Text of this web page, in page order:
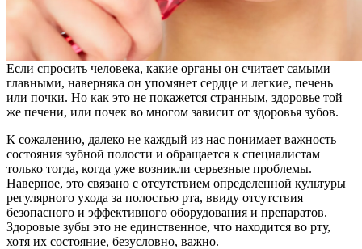
Если спросить человека, какие органы он считает самыми
главными, наверняка он упомянет сердце и легкие, печень
или почки. Но как это не покажется странным, здоровье той
же печени, или почек во многом зависит от здоровья зубов.
К сожалению, далеко не каждый из нас понимает важность
состояния зубной полости и обращается к специалистам
только тогда, когда уже возникли серьезные проблемы.
Наверное, это связано с отсутствием определенной культуры
регулярного ухода за полостью рта, ввиду отсутствия
безопасного и эффективного оборудования и препаратов.
Здоровые зубы это не единственное, что находится во рту,
хотя их состояние, безусловно, важно.